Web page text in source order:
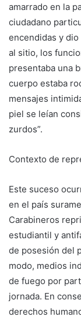
amarrado en la
ciudadano
encendidas y
al sitio, los
presentaba una
cuerpo estaba
mensajes
piel se leían
zurdos”.
Contexto de
Este suceso
en el país
Carabineros
estudiantil y
de posesión del
modo, medios
de fuego por
jornada. En
derechos